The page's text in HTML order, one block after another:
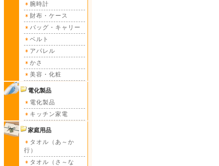
腕時計
財布・ケース
バッグ・キャリー
ベルト
アパレル
かさ
美容・化粧
電化製品
電化製品
キッチン家電
家庭用品
タオル（あ～か
行）
タオル（さ～な